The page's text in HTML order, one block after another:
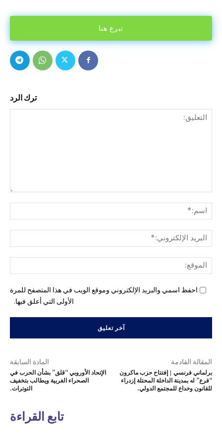
تبرع هنا
ترك الرد
احفظ اسمي والبريد الإلكتروني وموقع الويب في هذا المتصفح للمرة
الأولى التي أعلق فيها.
المادة السابقة
الإتحاد الأوروبي “قلق” بشأن الحرب في
الصحراء الغربية ويطالب بتخفيف
التوترات.
المقالة القادمة
برلماني فرنسي | إفتتاح حزب ماكرون
“فرع” له بمدينة الداخلة المحتلة إزدراء
للقانون وخداع للمجتمع الدولي.
تابع القراءة